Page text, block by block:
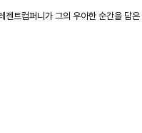
젠트컴퍼니가 그의 우아한 순간을 담